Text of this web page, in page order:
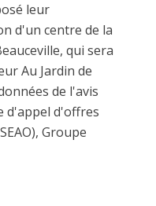
leur
d'un centre de la
qui sera
Au Jardin de
de l'avis
d'appel d'offres
Groupe